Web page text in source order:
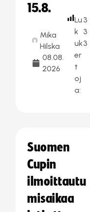
15.8.
Mika
Hilska
08.08.
2026
Lu
k
uk
er
t
oj
a:
3
3
3
Suomen
Cupin
ilmoittautu
misaikaa